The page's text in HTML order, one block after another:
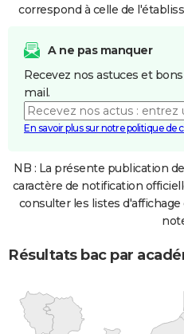
correspond à celle de
A ne pas manquer
Recevez nos astuces et
mail.
En savoir plus sur notre politique de
NB : La présente publication
caractère de notification
consulter les listes
Résultats bac par